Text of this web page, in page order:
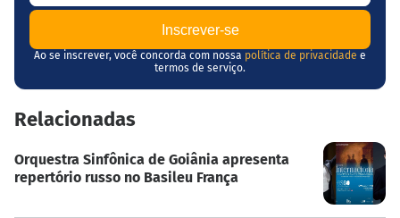
Ao se inscrever, você concorda com nossa política de privacidade e
termos de serviço.
Relacionadas
Orquestra Sinfônica de Goiânia apresenta
repertório russo no Basileu França